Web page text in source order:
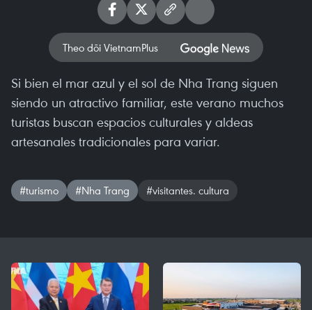
Theo dõi VietnamPlus
Si bien el mar azul y el sol de Nha Trang siguen
siendo un atractivo familiar, este verano muchos
turistas buscan espacios culturales y aldeas
artesanales tradicionales para variar.
#turismo #Nha Trang #visitantes. cultura